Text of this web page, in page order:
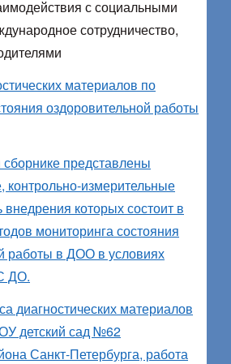
с социальными
сотрудничество,
материалов по
оздоровительной работы
представлены
контрольно­-измерительные
которых состоит в
мониторинга состояния
работы в ДОО в условиях
ДО.
диагностических материалов
детский сад №62
Санкт-Петербурга, работа